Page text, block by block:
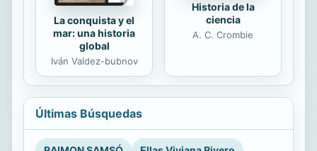
La conquista y el
mar: una historia
global
Iván Valdez-bubnov
Historia de la
ciencia
A. C. Crombie
Últimas Búsquedas